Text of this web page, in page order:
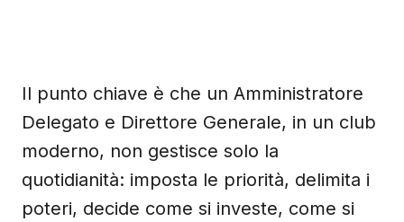
Il punto chiave è che un Amministratore
Delegato e Direttore Generale, in un club
moderno, non gestisce solo la
quotidianità: imposta le priorità, delimita i
poteri, decide come si investe, come si